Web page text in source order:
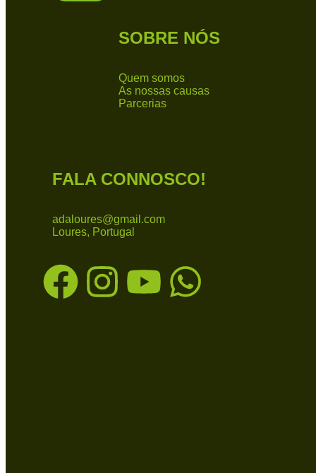
SOBRE NÓS
Quem somos
As nossas causas
Parcerias
FALA CONNOSCO!
adaloures@gmail.com
Loures, Portugal